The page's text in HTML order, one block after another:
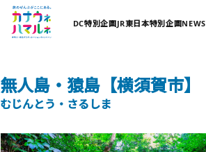
DC特別企画JR東日本特別企画NEWS
無人島・猿島【横須賀市】
むじんとう・さるしま